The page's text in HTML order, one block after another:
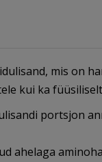
mis on
kui ka
portsjon
ahelaga